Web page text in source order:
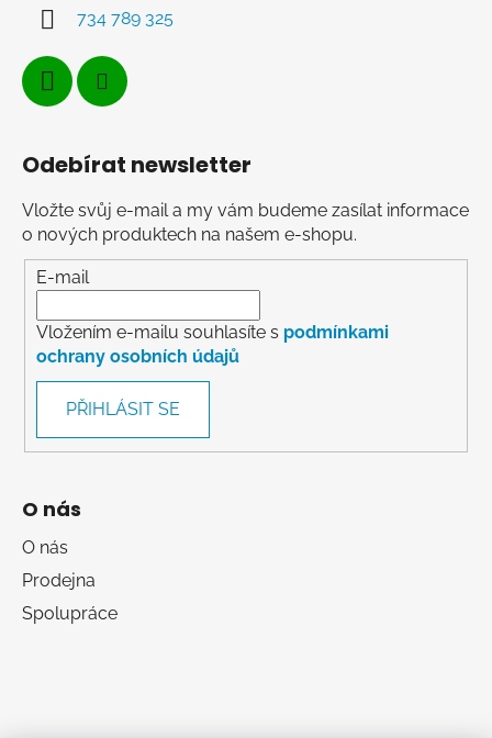
734 789 325
Odebírat newsletter
Vložte svůj e-mail a my vám budeme zasílat informace
o nových produktech na našem e-shopu.
E-mail
Vložením e-mailu souhlasíte s podmínkami
ochrany osobních údajů
PŘIHLÁSIT SE
O nás
O nás
Prodejna
Spolupráce